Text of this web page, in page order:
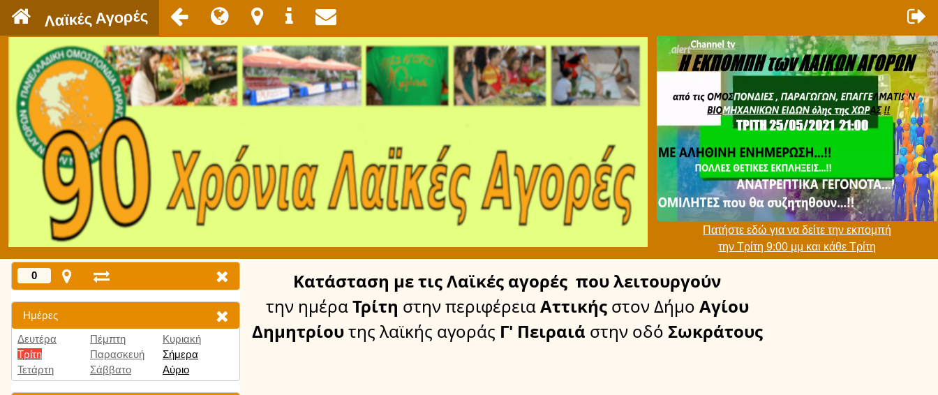
Λαϊκές Αγορές
Πατήστε εδώ για να δείτε την εκπομπή
την Τρίτη 9:00 μμ και κάθε Τρίτη
0
Ημέρες
Δευτέρα
Τρίτη
Τετάρτη
Πέμπτη
Παρασκευή
Σάββατο
Κυριακή
Σήμερα
Αύριο
Κατάσταση με τις Λαϊκές αγορές που λειτουργούν
την ημέραΤρίτη στην περιφέρειαΑττικής στον Δήμο Αγίου
Δημητρίουτης λαϊκής αγοράς Γ' Πειραιά στην οδό Σωκράτους